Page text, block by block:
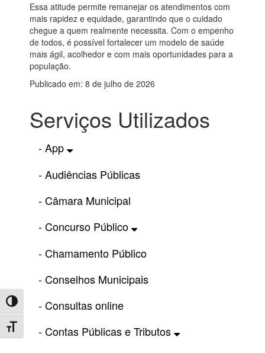
Toggle High Contrast
Toggle Font size
Essa atitude permite remanejar os atendimentos com
mais rapidez e equidade, garantindo que o cuidado
chegue a quem realmente necessita. Com o empenho
de todos, é possível fortalecer um modelo de saúde
mais ágil, acolhedor e com mais oportunidades para a
população.
Publicado em: 8 de julho de 2026
Serviços Utilizados
- App
- Audiências Públicas
- Câmara Municipal
- Concurso Público
- Chamamento Público
- Conselhos Municipais
- Consultas online
- Contas Públicas e Tributos